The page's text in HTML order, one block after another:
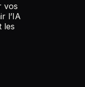
vos
l’IA
les